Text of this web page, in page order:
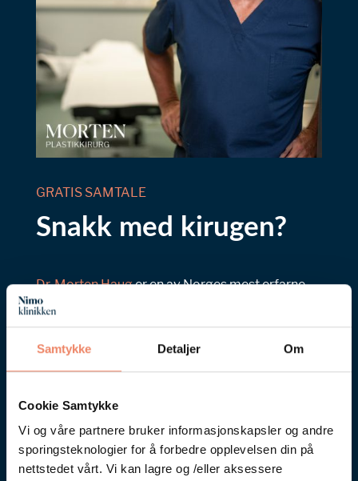
Samtykke Detaljer Om
Cookie Samtykke
Vi og våre partnere bruker informasjonskapsler og andre
sporingsteknologier for å forbedre opplevelsen din på
nettstedet vårt. Vi kan lagre og /eller aksessere
GRATIS SAMTALE
Snakk med kirugen?
Dr. Morten Hauger en av Norges mest erfarne
kirurger og har utført mer enn
operasjoner.
Personlig samtale på nett/telefon
Ingen forpliktelser
Svar på dine spørsmål